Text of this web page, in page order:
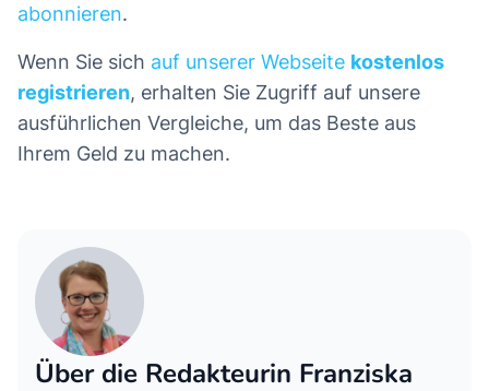
abonnieren.
Wenn Sie sich auf unserer Webseite kostenlos
registrieren, erhalten Sie Zugriff auf unsere
ausführlichen Vergleiche, um das Beste aus
Ihrem Geld zu machen.
Über die Redakteurin Franziska